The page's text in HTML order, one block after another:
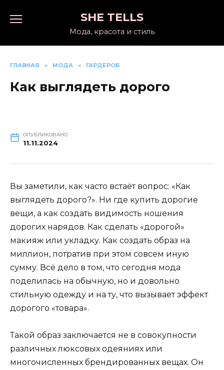
SHE TELLS
Мода, красота и стиль
ГЛАВНАЯ » МОДА » ГАРДЕРОБ
Как выглядеть дорого
ОПУБЛИКОВАНО
11.11.2024
Вы заметили, как часто встаёт вопрос: «Как
выглядеть дорого?». Ни где купить дорогие
вещи, а как создать видимость ношения
дорогих нарядов. Как сделать «дорогой»
макияж или укладку. Как создать образ на
миллион, потратив при этом совсем иную
сумму. Всё дело в том, что сегодня мода
поделилась на обычную, но и довольно
стильную одежду и на ту, что вызывает эффект
дорогого «товара».
Такой образ заключается не в совокупности
различных люксовых одеяниях или
многочисленных брендированных вещах. Он